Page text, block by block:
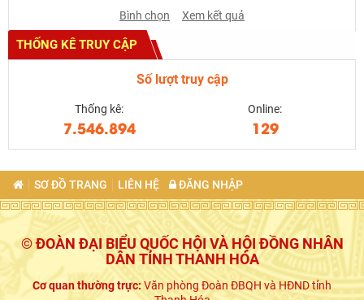
Bình chọn Xem kết quả
THỐNG KÊ TRUY CẬP
Số lượt truy cập
Thống kê:
7.546.894
Online:
129
SƠ ĐỒ TRANG LIÊN HỆ ĐĂNG NHẬP
© ĐOÀN ĐẠI BIỂU QUỐC HỘI VÀ HỘI ĐỒNG NHÂN
DÂN TỈNH THANH HÓA
Cơ quan thường trực:Văn phòng Đoàn ĐBQH và HĐND tỉnh